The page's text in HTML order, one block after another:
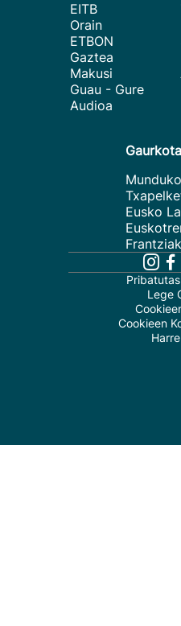
EITB
Orain
ETBON
Gaztea
Makusi
Guau - Gure
Audioa
Munduko
Eusko
Lege
Cookieen